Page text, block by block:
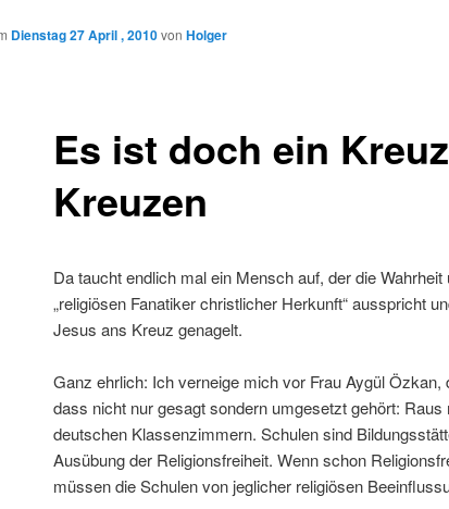
Es ist doch ein
Kreuzen
Dienstag 27 April , 2010von Holger
Da taucht endlich mal ein Mensch auf, der die
„religiösen Fanatiker christlicher Herkunft“ ausspricht
Jesus ans Kreuz genagelt.
Ganz ehrlich: Ich verneige mich vor Frau Aygül
dass nicht nur gesagt sondern umgesetzt gehört:
deutschen Klassenzimmern. Schulen sind
Ausübung der Religionsfreiheit. Wenn schon
müssen die Schulen von jeglicher religiösen